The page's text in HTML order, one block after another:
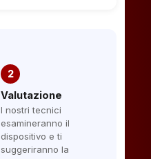
2
Valutazione
I nostri tecnici
esamineranno il
dispositivo e ti
suggeriranno la